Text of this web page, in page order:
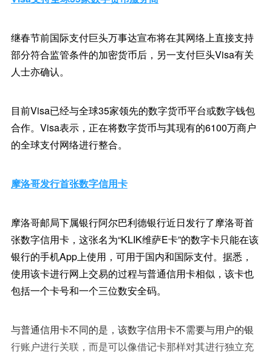
继春节前国际支付巨头万事达宣布将在其网络上直接支持
部分符合监管条件的加密货币后，另一支付巨头Visa有关
人士亦确认。
目前Visa已经与全球35家领先的数字货币平台或数字钱包
合作。Visa表示，正在将数字货币与其现有的6100万商户
的全球支付网络进行整合。
摩洛哥发行首张数字信用卡
摩洛哥邮局下属银行阿尔巴利德银行近日发行了摩洛哥首
张数字信用卡，这张名为“KLIK维萨E卡”的数字卡只能在该
银行的手机App上使用，可用于国内和国际支付。据悉，
使用该卡进行网上交易的过程与普通信用卡相似，该卡也
包括一个卡号和一个三位数安全码。
与普通信用卡不同的是，该数字信用卡不需要与用户的银
行账户进行关联，而是可以像借记卡那样对其进行独立充